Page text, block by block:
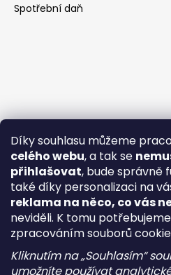
Díky souhlasu můžeme
celého webu, a tak se
přihlašovat, bude správně
také díky personalizaci na
reklama na něco, co vás
neviděli. K tomu
zpracováním souborů
Kliknutím na „Souhlasím“
umožníte používat
Spotřební daň